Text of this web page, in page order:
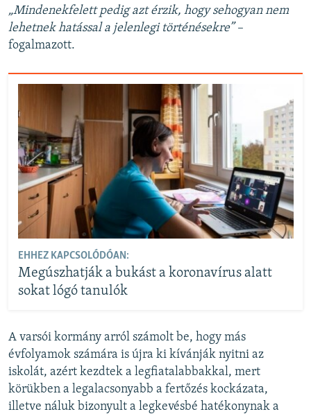
„Mindenekfelett pedig azt érzik, hogy sehogyan nem
lehetnek hatással a jelenlegi történésekre” –
fogalmazott.
EHHEZ KAPCSOLÓDÓAN:
Megúszhatják a bukást a koronavírus alatt
sokat lógó tanulók
A varsói kormány arról számolt be, hogy más
évfolyamok számára is újra ki kívánják nyitni az
iskolát, azért kezdtek a legfiatalabbakkal, mert
körükben a legalacsonyabb a fertőzés kockázata,
illetve náluk bizonyult a legkevésbé hatékonynak a